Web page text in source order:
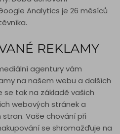
Analytics je 26 měsíců
REKLAMY
agentury vám
na našem webu a dalších
se tak na základě vašich
webových stránek a
Vaše chování při
se shromažďuje na